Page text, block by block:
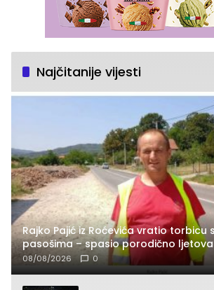
Najčitanije vijesti
Rajko Pajić iz Roćevića vratio torbicu
pasošima – spasio porodično
08/08/2026 0